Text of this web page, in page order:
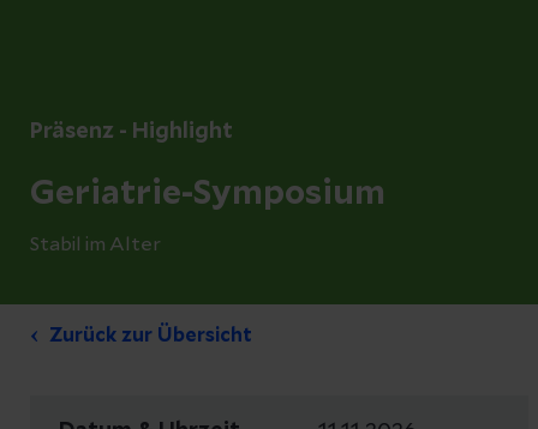
Präsenz - Highlight
Geriatrie-Symposium
Stabil im Alter
Zurück zur Übersicht